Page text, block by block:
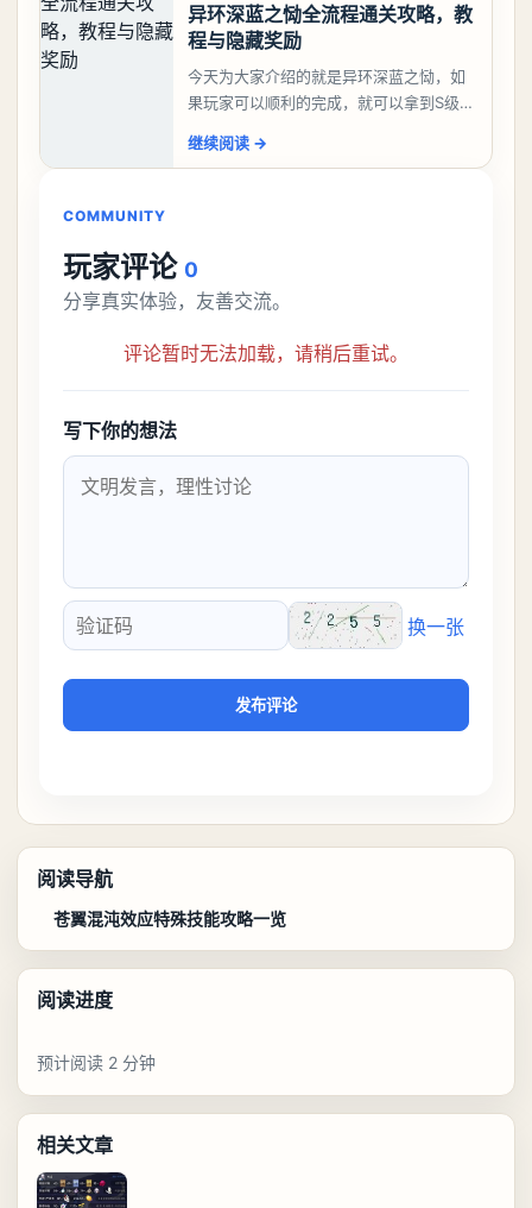
异环深蓝之恸全流程通关攻略，教
程与隐藏奖励
今天为大家介绍的就是异环深蓝之恸，如
果玩家可以顺利的完成，就可以拿到S级弧
比较高的，对于那些新手玩家并不建议直
继续阅读 →
COMMUNITY
玩家评论 0
分享真实体验，友善交流。
评论暂时无法加载，请稍后重试。
写下你的想法
验证码
换一张
发布评论
阅读导航
苍翼混沌效应特殊技能攻略一览
阅读进度
预计阅读 2 分钟
相关文章